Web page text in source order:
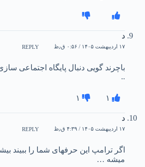
د
۱۷ اردیبهشت ۱۴۰۵ / ۰:۵۶ ق٫ظ REPLY
باچرند گویی دنبال پایگاه اجتماعی
..‌
۱ ۱
د
۱۷ اردیبهشت ۱۴۰۵ / ۴:۳۹ ق٫ظ REPLY
اگر ترامپ این حرفهای شما را ببیند
میشه …